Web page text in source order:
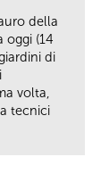
della
oggi (14
di
volta,
tecnici